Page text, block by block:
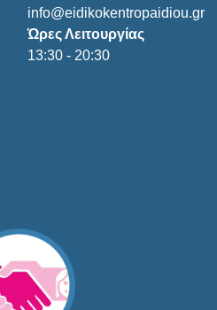
info@eidikokentropaidiou.gr
Ώρες Λειτουργίας
13:30 - 20:30